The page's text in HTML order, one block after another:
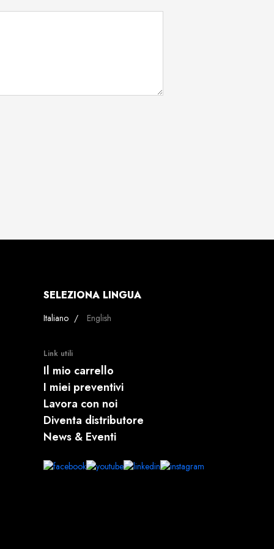
SELEZIONA LINGUA
Seleziona la tua lingua
Italiano English
Link utili
Il mio carrello
I miei preventivi
Lavora con noi
Diventa distributore
News & Eventi